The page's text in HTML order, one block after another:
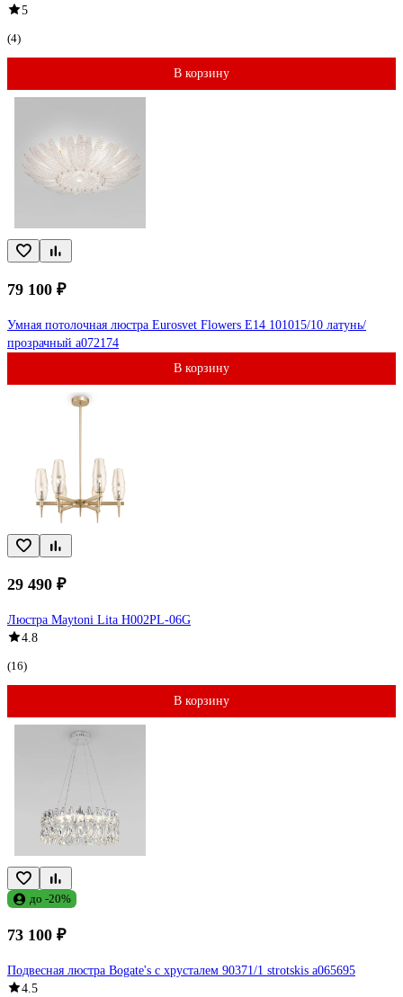
5
(4)
В корзину
79 100 ₽
Умная потолочная люстра Eurosvet Flowers E14 101015/10 латунь/
прозрачный a072174
В корзину
29 490 ₽
Люстра Maytoni Lita H002PL-06G
4.8
(16)
В корзину
до -20%
73 100 ₽
Подвесная люстра Bogate's с хрусталем 90371/1 strotskis a065695
4.5